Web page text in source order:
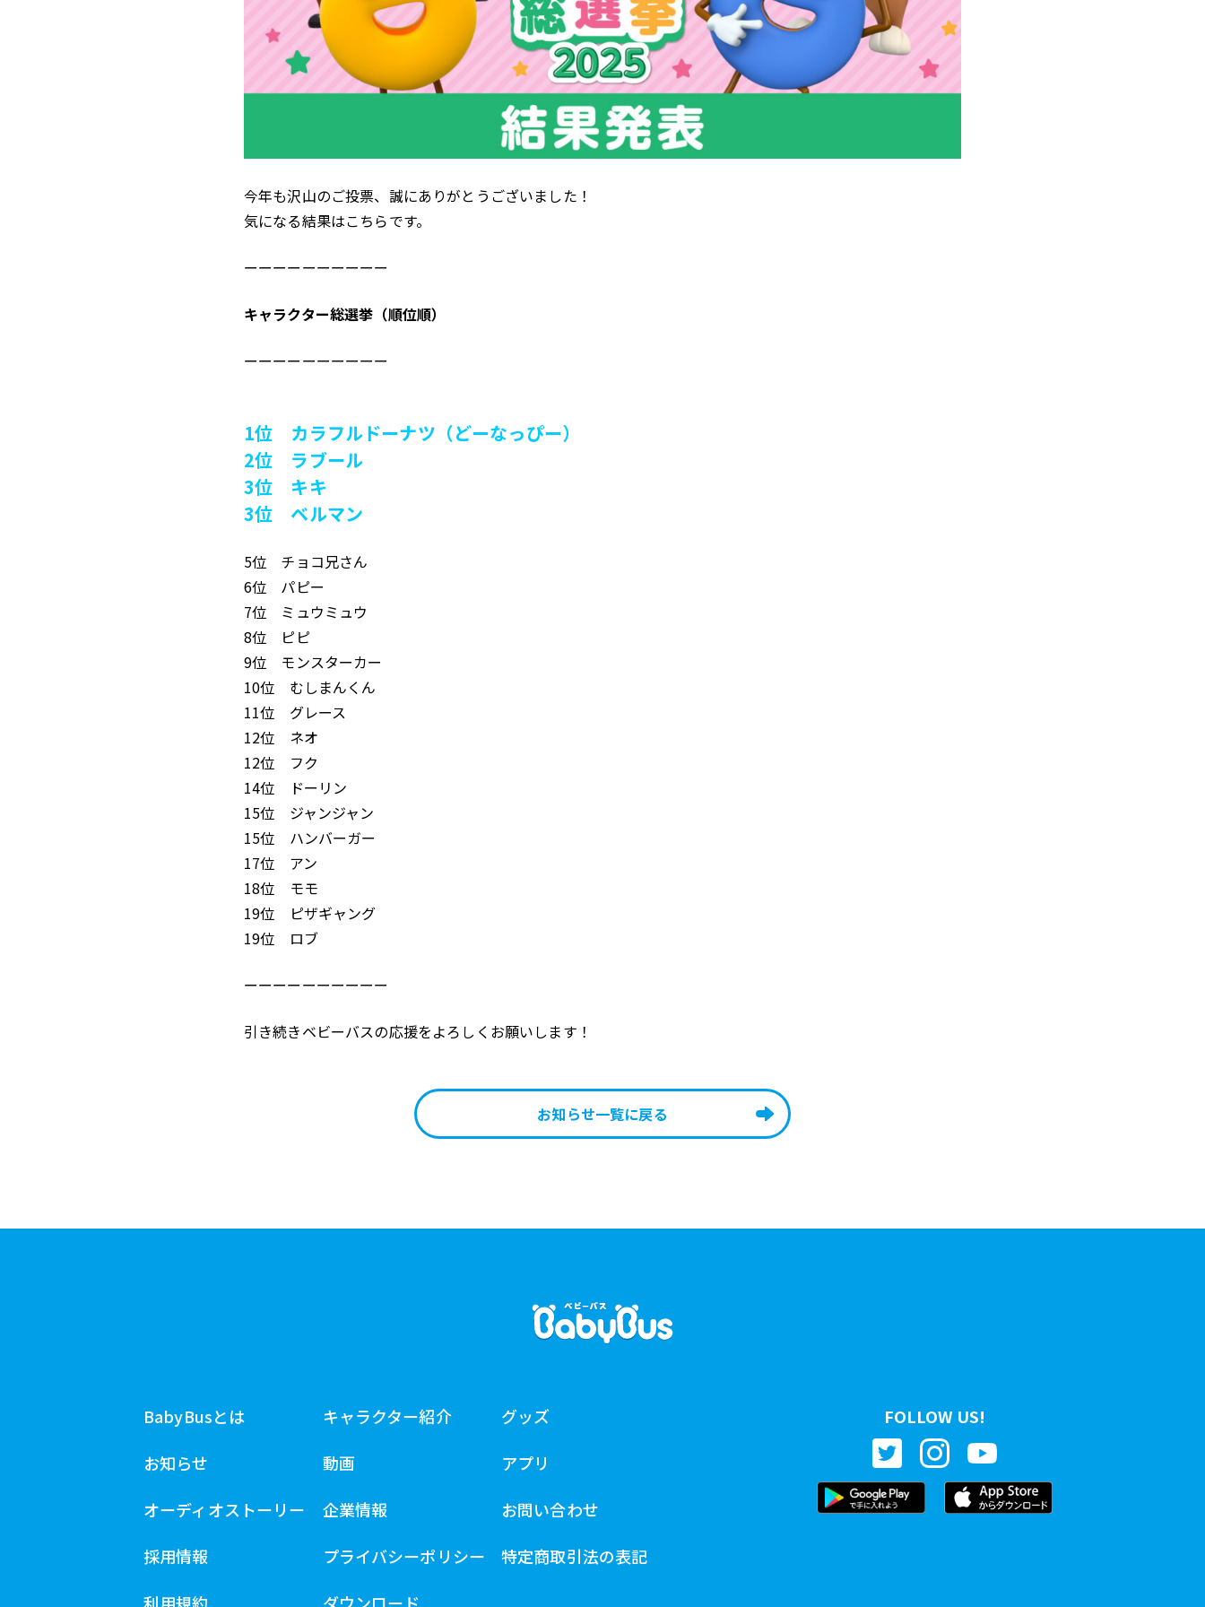
今年も沢山のご投票、誠にありがとうございました！
気になる結果はこちらです。
ーーーーーーーーーー
キャラクター総選挙（順位順）
ーーーーーーーーーー
1位 カラフルドーナツ（どーなっぴー）
2位 ラブール
3位 キキ
3位 ベルマン
5位 チョコ兄さん
6位 パピー
7位 ミュウミュウ
8位 ピピ
9位 モンスターカー
10位 むしまんくん
11位 グレース
12位 ネオ
12位 フク
14位 ドーリン
15位 ジャンジャン
15位 ハンバーガー
17位 アン
18位 モモ
19位 ピザギャング
19位 ロブ
ーーーーーーーーーー
引き続きベビーバスの応援をよろしくお願いします！
お知らせ一覧に戻る
BabyBusとは キャラクター紹介
グッズ
お知らせ
動画
アプリ
オーディオストーリー
企業情報
お問い合わせ
採用情報
プライバシーポリシー
特定商取引法の表記
利用規約
ダウンロード
FOLLOW US!